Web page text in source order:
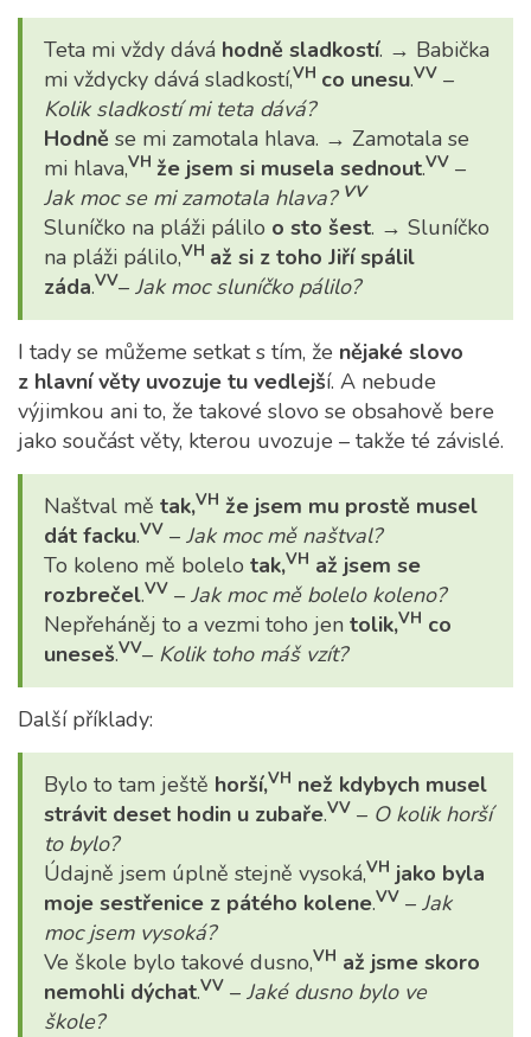
Teta mi vždy dává hodně sladkostí. → Babička
mi vždycky dává sladkostí,VH co unesu.VV –
Kolik sladkostí mi teta dává?
Hodně se mi zamotala hlava. → Zamotala se
mi hlava,VH že jsem si musela sednout.VV –
Jak moc se mi zamotala hlava? VV
Sluníčko na pláži pálilo o sto šest. → Sluníčko
na pláži pálilo,VH až si z toho Jiří spálil
záda.VV– Jak moc sluníčko pálilo?
I tady se můžeme setkat s tím, že nějaké slovo
z hlavní věty uvozuje tu vedlejší. A nebude
výjimkou ani to, že takové slovo se obsahově bere
jako součást věty, kterou uvozuje – takže té závislé.
Naštval mě tak,VH že jsem mu prostě musel
dát facku.VV – Jak moc mě naštval?
To koleno mě bolelo tak,VH až jsem se
rozbrečel.VV – Jak moc mě bolelo koleno?
Nepřeháněj to a vezmi toho jen tolik,VH co
uneseš.VV– Kolik toho máš vzít?
Další příklady:
Bylo to tam ještě horší,VH než kdybych musel
strávit deset hodin u zubaře.VV – O kolik horší
to bylo?
Údajně jsem úplně stejně vysoká,VH jako byla
moje sestřenice z pátého kolene.VV – Jak
moc jsem vysoká?
Ve škole bylo takové dusno,VH až jsme skoro
nemohli dýchat.VV – Jaké dusno bylo ve
škole?